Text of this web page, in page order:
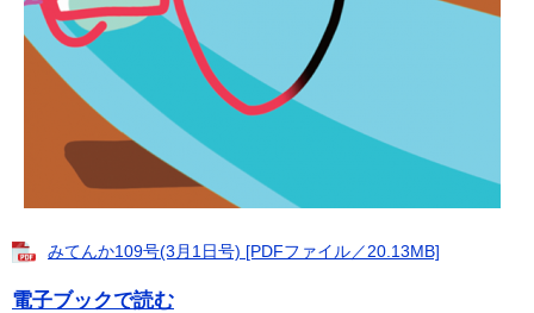
みてんか109号(3月1日号) [PDFファイル／20.13MB]
電子ブックで読む